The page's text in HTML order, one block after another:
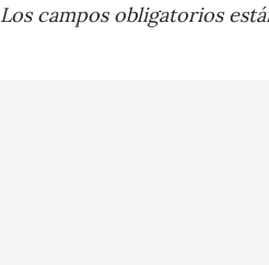
Los campos obligatorios